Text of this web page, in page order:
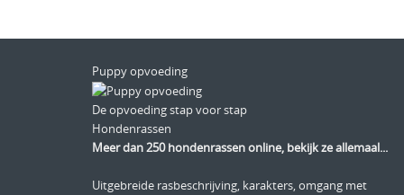
Puppy opvoeding
De opvoeding stap voor stap
Hondenrassen
Meer dan 250 hondenrassen online, bekijk ze allemaal...
Uitgebreide rasbeschrijving, karakters, omgang met